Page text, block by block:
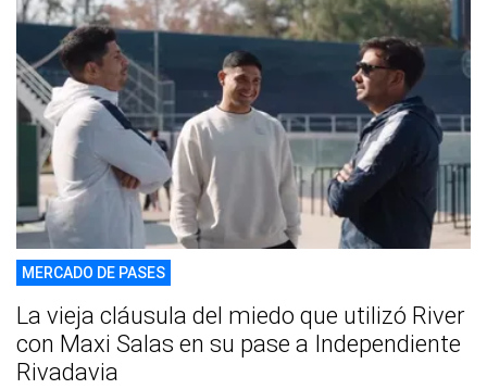
MERCADO DE PASES
La vieja cláusula del miedo que utilizó River
con Maxi Salas en su pase a Independiente
Rivadavia